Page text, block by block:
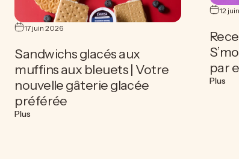
estival ultime pour préparer du café
17 juin 2026
Sandwichs glacés aux
muffins aux bleuets | Votre
nouvelle gâterie glacée
préférée
Plus
12
par
Plus